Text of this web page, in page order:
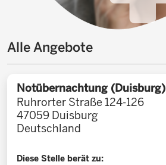
Alle Angebote
Notübernachtung (Duisburg)
Ruhrorter Straße 124-126
47059 Duisburg
Deutschland
Diese Stelle berät zu: